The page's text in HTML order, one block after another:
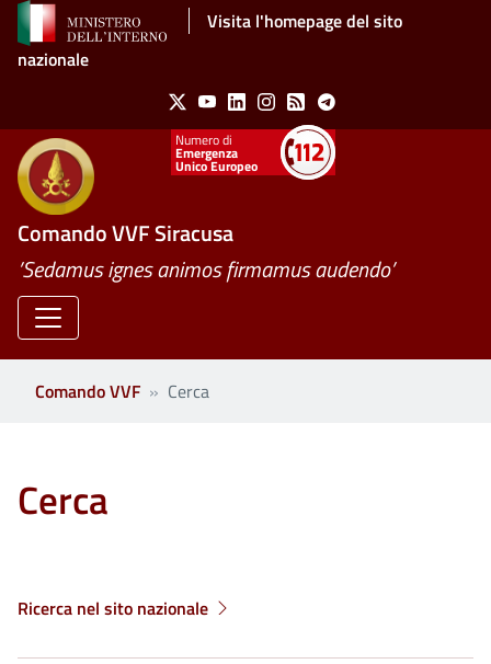
Salta al contenuto principaleVisita l'homepage del sito
nazionale
Social Menu
X YoutubeLinkedinInstagram
Feed Telegram
Emergenza
Unico Europeo
Comando VVF Siracusa
’Sedamus ignes animos firmamus audendo’
Comando VVF Cerca
Cerca
Ricerca nel sito nazionale